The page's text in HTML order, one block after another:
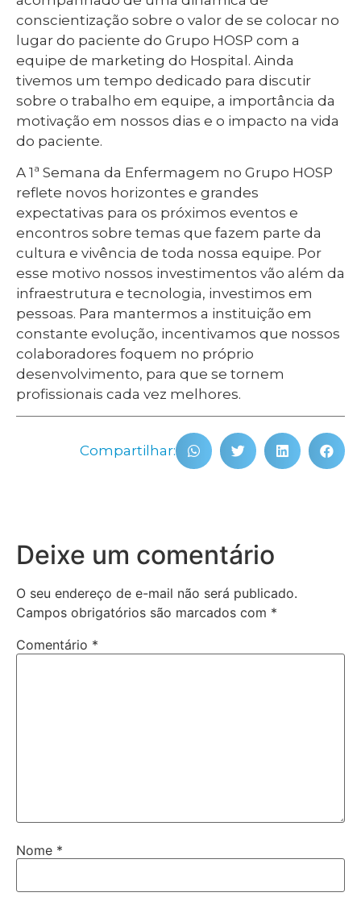
conscientização sobre o valor de se colocar no
lugar do paciente do Grupo HOSP com a
equipe de marketing do Hospital. Ainda
tivemos um tempo dedicado para discutir
sobre o trabalho em equipe, a importância da
motivação em nossos dias e o impacto na vida
do paciente.
A 1ª Semana da Enfermagem no Grupo HOSP
reflete novos horizontes e grandes
expectativas para os próximos eventos e
encontros sobre temas que fazem parte da
cultura e vivência de toda nossa equipe. Por
esse motivo nossos investimentos vão além da
infraestrutura e tecnologia, investimos em
pessoas. Para mantermos a instituição em
constante evolução, incentivamos que nossos
colaboradores foquem no próprio
desenvolvimento, para que se tornem
profissionais cada vez melhores.
Compartilhar:
Deixe um comentário
O seu endereço de e-mail não será publicado.
Campos obrigatórios são marcados com *
Comentário *
Nome *